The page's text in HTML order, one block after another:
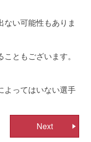
い可能性もありま
ともございます。
よってはいない選手
Next